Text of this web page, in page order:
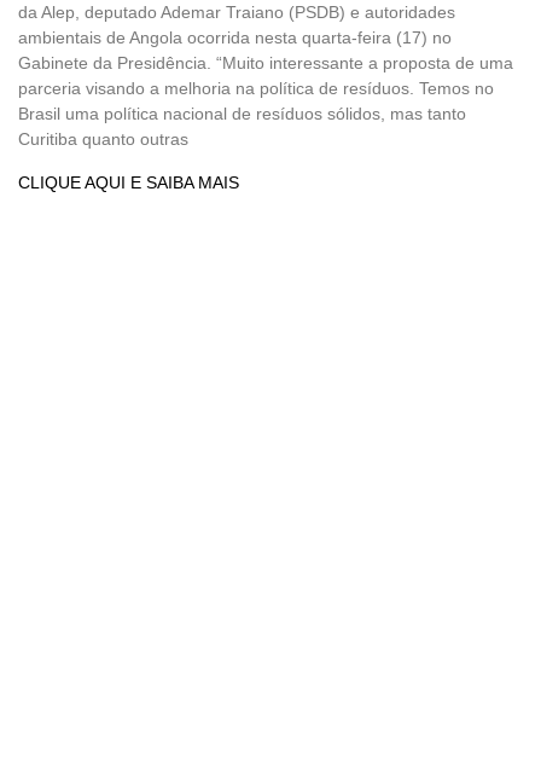
da Alep, deputado Ademar Traiano (PSDB) e autoridades
ambientais de Angola ocorrida nesta quarta-feira (17) no
Gabinete da Presidência. “Muito interessante a proposta de uma
parceria visando a melhoria na política de resíduos. Temos no
Brasil uma política nacional de resíduos sólidos, mas tanto
Curitiba quanto outras
CLIQUE AQUI E SAIBA MAIS